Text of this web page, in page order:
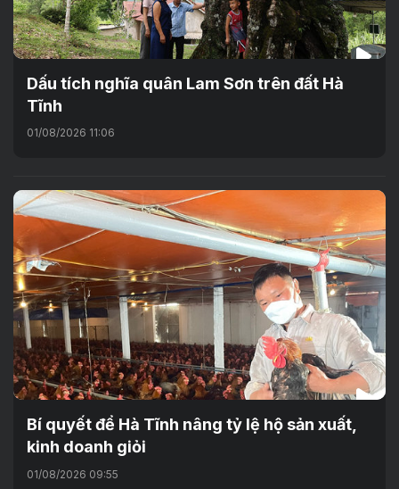
Dấu tích nghĩa quân Lam Sơn trên đất Hà
Tĩnh
01/08/2026 11:06
Bí quyết để Hà Tĩnh nâng tỷ lệ hộ sản xuất,
kinh doanh giỏi
01/08/2026 09:55